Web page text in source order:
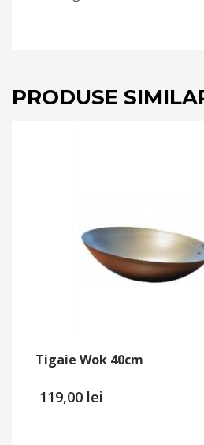
PRODUSE
Tigaie Wok 40cm
119,00 lei